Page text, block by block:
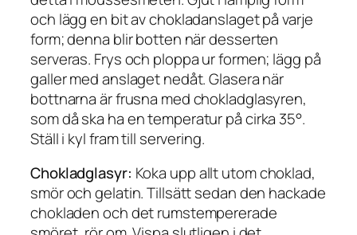
och lägg en bit av chokladanslaget på varje
form; denna blir botten när desserten
serveras. Frys och ploppa ur formen; lägg på
galler med anslaget nedåt. Glasera när
bottnarna är frusna med chokladglasyren,
som då ska ha en temperatur på cirka 35°.
Ställ i kyl fram till servering.
Chokladglasyr: Koka upp allt utom choklad,
smör och gelatin. Tillsätt sedan den hackade
chokladen och det rumstempererade